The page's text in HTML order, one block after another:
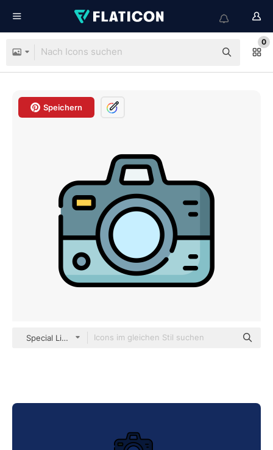
0
Speichern
Special Lineal color